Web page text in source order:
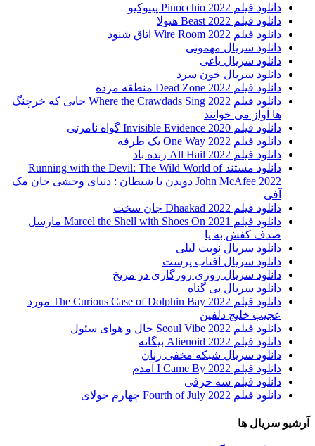
دانلود فیلم Pinocchio 2022 پینوکیو
دانلود فیلم Beast 2022 هیولا
دانلود فیلم Wire Room 2022 اتاق شنود
دانلود سریال مهمونی
دانلود سریال یاغی
دانلود سریال خون سرد
دانلود فیلم 2022 Dead Zone منطقه مرده
دانلود فیلم Where the Crawdads Sing 2022 جایی که خرچنگ
ها آواز می خوانند
دانلود فیلم 2020 Invisible Evidence گواه نامرئی
دانلود فیلم One Way 2022 یک طرفه
دانلود فیلم All Hail 2022 زنده باد
دانلود مستند Running with the Devil: The Wild World of
John McAfee 2022 دویدن با شیطان : دنیای وحشی جان مک
آفی
دانلود فیلم Dhaakad 2022 جان سخت
دانلود فیلم Marcel the Shell with Shoes On 2021 مارسل
صدف کفش به پا
دانلود سریال نوبت لیلی
دانلود سریال آفتاب پرست
دانلود سریال روزی روزگاری در مریخ
دانلود سریال بی گناه
دانلود فیلم The Curious Case of Dolphin Bay 2022 مورد
عجیب خلیج دلفین
دانلود فیلم Seoul Vibe 2022 حال و هوای سئول
دانلود فیلم Alienoid 2022 بیگانه
دانلود سریال شبکه مخفی زنان
دانلود فیلم I Came By 2022 آمدم
دانلود فیلم سه حرفی
دانلود فیلم Fourth of July 2022 چهارم جولای
آرشیو سریال ها